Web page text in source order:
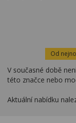
Od
V současné době
této značce nebo
Aktuální nabídku